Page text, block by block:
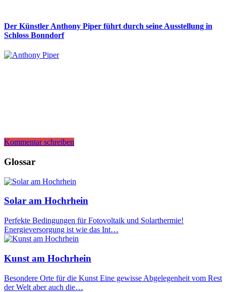
Der Künstler Anthony Piper führt durch seine Ausstellung in
Schloss Bonndorf
Kommentar schreiben
Glossar
Solar am Hochrhein
Perfekte Bedingungen für Fotovoltaik und Solarthermie!
Energieversorgung ist wie das Int…
Kunst am Hochrhein
Besondere Orte für die Kunst Eine gewisse Abgelegenheit vom Rest
der Welt aber auch die…